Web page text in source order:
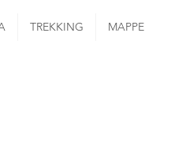
TREKKING MAPPE